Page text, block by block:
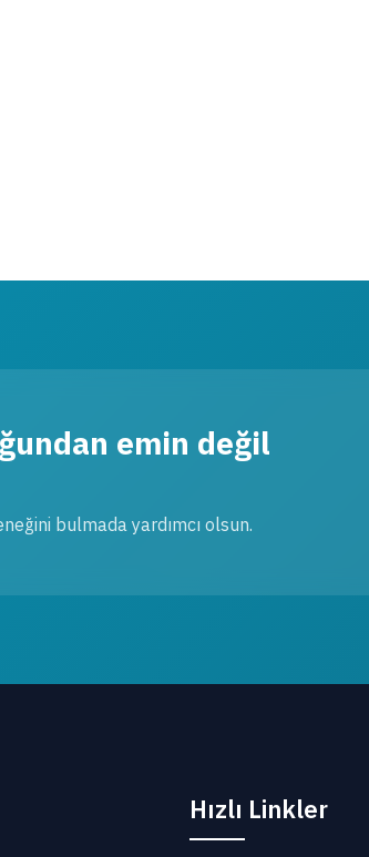
emin değil
bulmada yardımcı olsun.
Hızlı Linkler